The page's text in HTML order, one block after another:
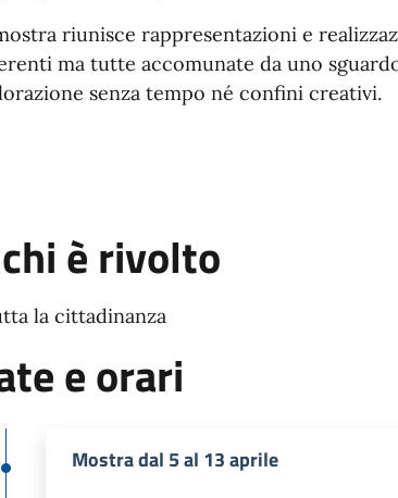
riunisce rappresentazioni e
ma tutte accomunate da uno
senza tempo né confini creativi.
è rivolto
la cittadinanza
e orari
Mostra dal 5 al 13 aprile